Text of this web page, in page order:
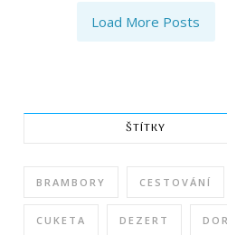
Load More Posts
ŠTÍTKY
BRAMBORY CESTOVÁNÍ
CUKETA DEZERT